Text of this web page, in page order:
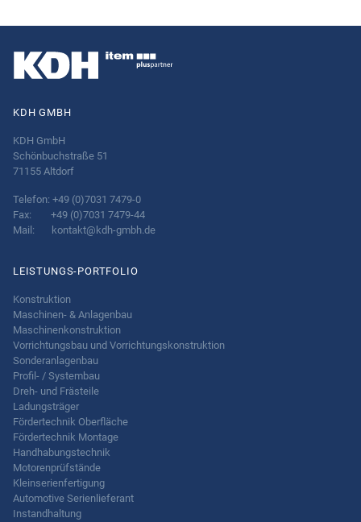
KDH GMBH
KDH GmbH
Schönbuchstraße 51
71155 Altdorf
Telefon: +49 (0)7031 7479-0
Fax: +49 (0)7031 7479-44
Mail:
kontakt@kdh-gmbh.de
LEISTUNGS-PORTFOLIO
Konstruktion
Maschinen- & Anlagenbau
Maschinenkonstruktion
Vorrichtungsbau und Vorrichtungskonstruktion
Sonderanlagenbau
Profil- / Systembau
Dreh- und Frästeile
Ladungsträger
Fördertechnik Oberfläche
Fördertechnik Montage
Handhabungstechnik
Motorenprüfstände
Kleinserienfertigung
Automotive Serienlieferant
Instandhaltung